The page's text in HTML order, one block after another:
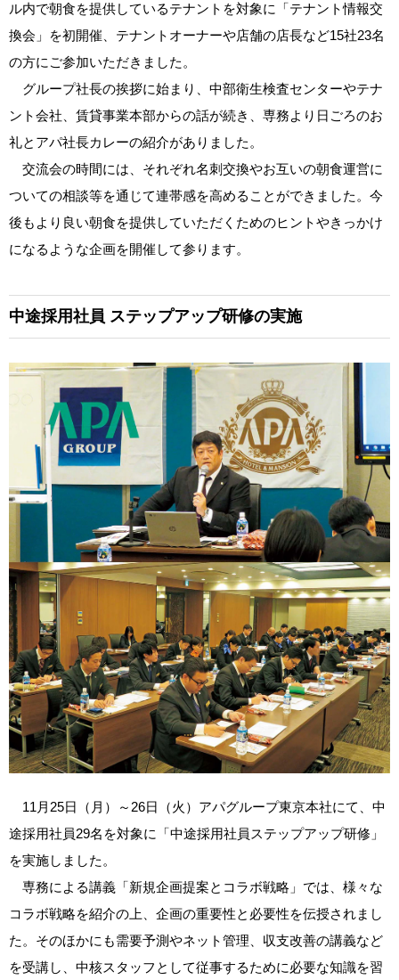
ル内で朝食を提供しているテナントを対象に「テナント情報交
換会」を初開催、テナントオーナーや店舗の店長など15社23名
の方にご参加いただきました。
グループ社長の挨拶に始まり、中部衛生検査センターやテナ
ント会社、賃貸事業本部からの話が続き、専務より日ごろのお
礼とアパ社長カレーの紹介がありました。
交流会の時間には、それぞれ名刺交換やお互いの朝食運営に
ついての相談等を通じて連帯感を高めることができました。今
後もより良い朝食を提供していただくためのヒントやきっかけ
になるような企画を開催して参ります。
中途採用社員 ステップアップ研修の実施
11月25日（月）～26日（火）アパグループ東京本社にて、中
途採用社員29名を対象に「中途採用社員ステップアップ研修」
を実施しました。
専務による講義「新規企画提案とコラボ戦略」では、様々な
コラボ戦略を紹介の上、企画の重要性と必要性を伝授されまし
た。そのほかにも需要予測やネット管理、収支改善の講義など
を受講し、中核スタッフとして従事するために必要な知識を習